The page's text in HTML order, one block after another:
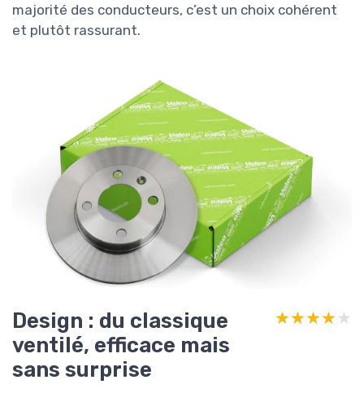
majorité des conducteurs, c’est un choix cohérent
et plutôt rassurant.
Design : du classique
ventilé, efficace mais
sans surprise
★★★★★
★★★★★